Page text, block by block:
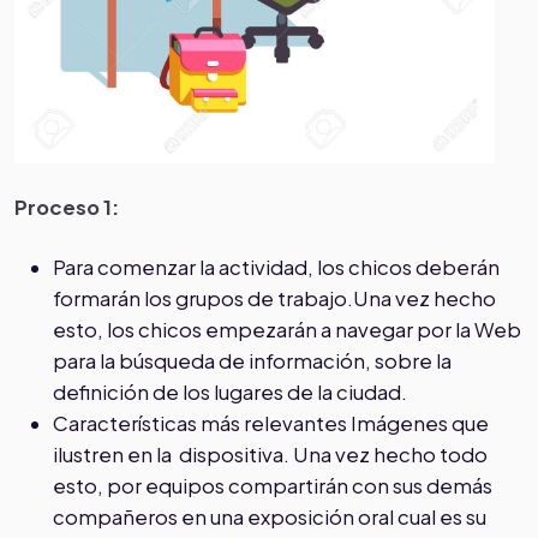
Proceso 1:
Para comenzar la actividad, los chicos deberán
formarán los grupos de trabajo.Una vez hecho
esto, los chicos empezarán a navegar por la Web
para la búsqueda de información, sobre la
definición de los lugares de la ciudad.
Características más relevantes Imágenes que
ilustren en la dispositiva. Una vez hecho todo
esto, por equipos compartirán con sus demás
compañeros en una exposición oral cual es su